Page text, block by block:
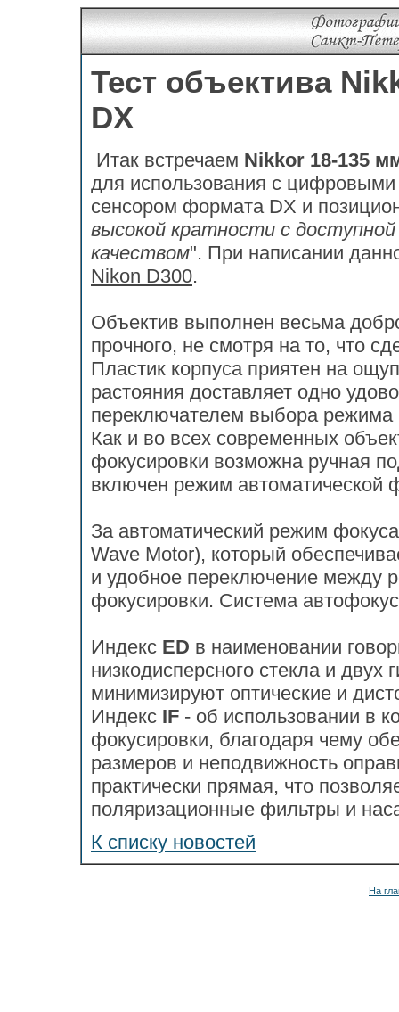
Тест объектива
DX
Итак встречаем Nikkor 18-135
для использования с
сенсором формата DX и
высокой кратности с
качеством". При написании
Nikon D300.
Объектив выполнен весьма
прочного, не смотря на то, что
Пластик корпуса приятен на
растояния доставляет одно
переключателем выбора
Как и во всех современных
фокусировки возможна ручная
включен режим автоматической
За автоматический режим
Wave Motor), который
и удобное переключение между
фокусировки. Система
Индекс ED в наименовании
низкодисперсного стекла и
минимизируют оптические и
Индекс IF - об использовании в
фокусировки, благодаря чему
размеров и неподвижность
практически прямая, что
поляризационные фильтры и
К списку новостей
На